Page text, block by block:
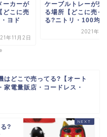
ーカーが
どこに売
ヨド
年11月2日
ケーブルトレーが売
る場所【どこに売っ
る?ニトリ・100均
2021年10
はどこで売ってる?【オート
家電量販店・コードレス・
?